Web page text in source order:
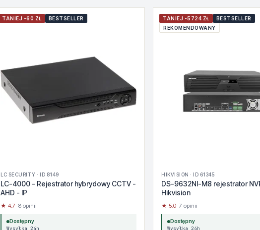
TANIEJ -60 ZŁ BESTSELLER
LC SECURITY · ID 8149
LC-4000 - Rejestrator hybrydowy CCTV -
AHD - IP
★ 4.7· 8 opinii
Dostępny
Wysyłka 24h
TANIEJ -5724 ZŁ
BESTSELLER
REKOMENDOWANY
HIKVISION · ID 61345
DS-9632NI-M8 rejestrator
Hikvision
★ 5.0· 7 opinii
Dostępny
Wysyłka 24h